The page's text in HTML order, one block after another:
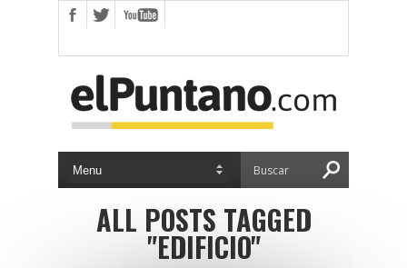
ALL POSTS TAGGED
"EDIFICIO"